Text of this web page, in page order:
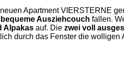
Apartment VIERSTERNE
bequeme Ausziehcouch fallen.
Alpakas auf. Die zwei voll
durch das Fenster die